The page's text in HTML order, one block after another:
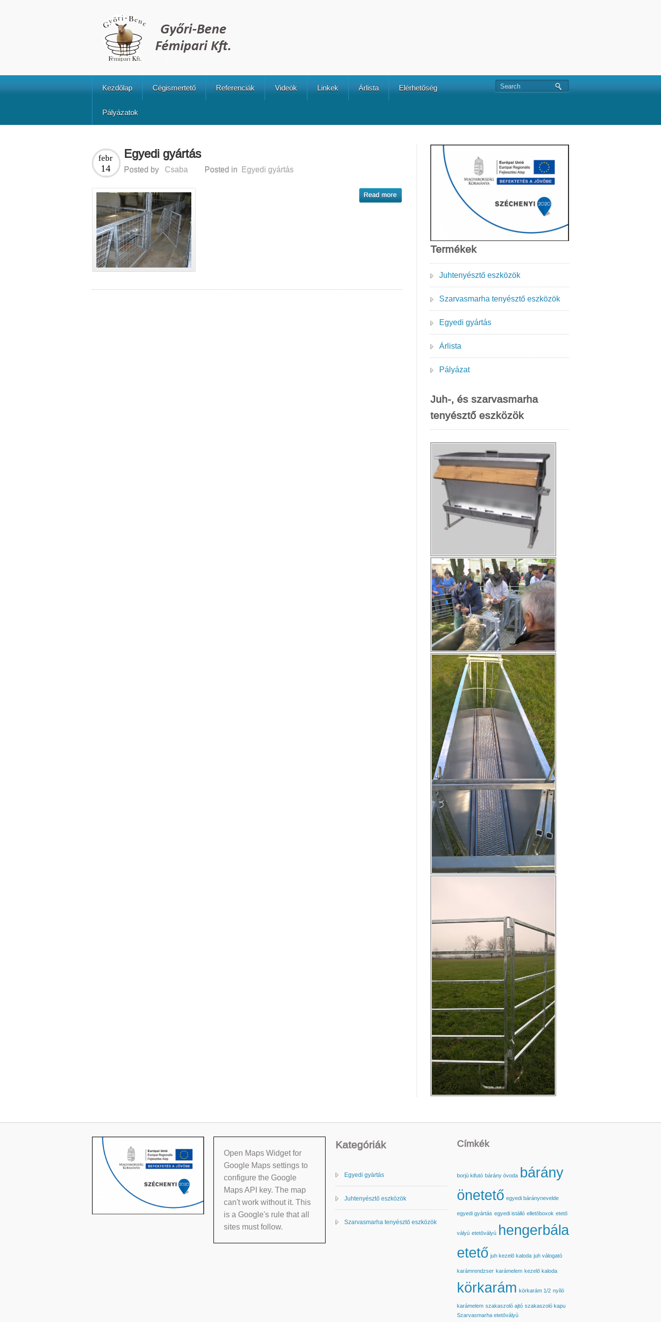
Kezdőlap Cégismertető Referenciák Videók Linkek Árlista Elérhetőség
Pályázatok
Egyedi gyártás
febr
14 Posted by Csaba Posted in Egyedi gyártás
Termékek
Juhtenyésztő eszközök
Szarvasmarha tenyésztő eszközök
Egyedi gyártás
Árlista
Pályázat
Juh-, és szarvasmarha
tenyésztő eszközök
Open Maps Widget for
Google Maps settings to
configure the Google
Maps API key. The map
can't work without it. This
is a Google's rule that all
sites must follow.
Kategóriák
Egyedi gyártás
Juhtenyésztő eszközök
Szarvasmarha tenyésztő eszközök
Címkék
borjú kifutó bárány óvoda bárány
önetető egyedi báránynevelde
egyedi gyártás egyedi istálló elletőboxok etető
vályú etetővályú hengerbála
etető juh kezelő kaloda juh válogató
karámrendzser karámelem kezelő kaloda
körkarám körkarám 1/2 nyíló
karámelem szakaszoló ajtó szakaszoló kapu
Szarvasmarha etetővályú